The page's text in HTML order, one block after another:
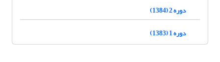
دوره 2 (1384)
دوره 1 (1383)